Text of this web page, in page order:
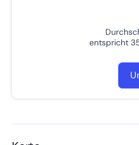
entspricht